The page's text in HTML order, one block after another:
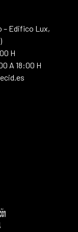
– Edifico Lux,
H
A 18:00 H